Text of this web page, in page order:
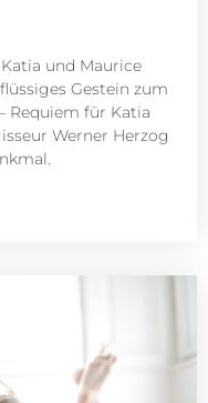
und Maurice
Gestein zum
Requiem für Katia
Werner Herzog